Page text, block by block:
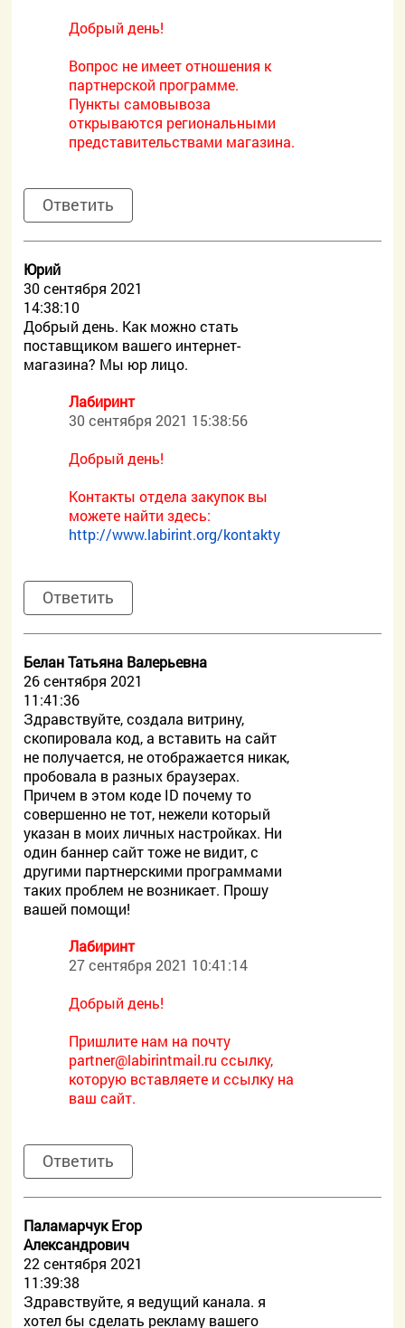
Добрый день!
Вопрос не имеет отношения к
партнерской программе.
Пункты самовывоза
открываются региональными
представительствами магазина.
Ответить
Юрий
30 сентября 2021
14:38:10
Добрый день. Как можно стать
поставщиком вашего интернет-
магазина? Мы юр лицо.
Лабиринт
30 сентября 2021 15:38:56
Добрый день!
Контакты отдела закупок вы
можете найти здесь:
http://www.labirint.org/kontakty
Ответить
Белан Татьяна Валерьевна
26 сентября 2021
11:41:36
Здравствуйте, создала витрину,
скопировала код, а вставить на сайт
не получается, не отображается никак,
пробовала в разных браузерах.
Причем в этом коде ID почему то
совершенно не тот, нежели который
указан в моих личных настройках. Ни
один баннер сайт тоже не видит, с
другими партнерскими программами
таких проблем не возникает. Прошу
вашей помощи!
Лабиринт
27 сентября 2021 10:41:14
Добрый день!
Пришлите нам на почту
partner@labirintmail.ru ссылку,
которую вставляете и ссылку на
ваш сайт.
Ответить
Паламарчук Егор
Александрович
22 сентября 2021
11:39:38
Здравствуйте, я ведущий канала. я
хотел бы сделать рекламу вашего